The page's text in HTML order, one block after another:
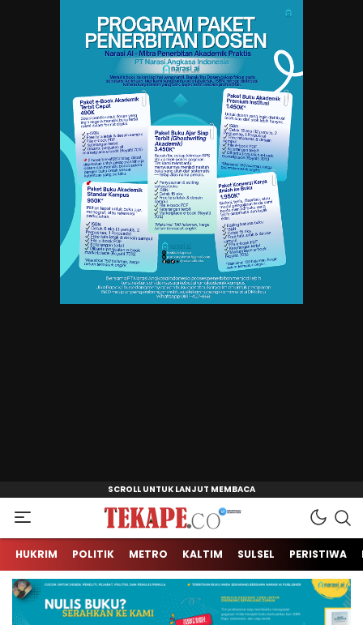
Tekape.co
Jendela Informasi Kita
HUKRIM POLITIK METRO KALTIM SULSEL PERISTIWA